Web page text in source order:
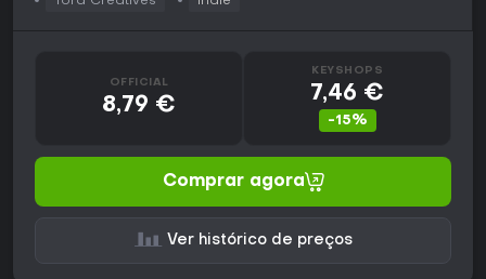
OFFICIAL
8,79 €
KEYSHOPS
7,46 €
-15%
Comprar agora
Ver histórico de preços